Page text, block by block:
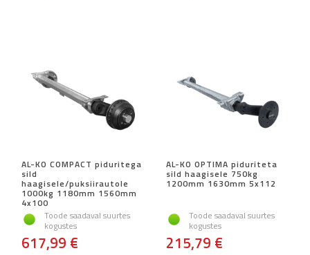
AL-KO COMPACT piduritega
sild
haagisele/puksiirautole
1000kg 1180mm 1560mm
4x100
Toode saadaval suurtes
kogustes
617,99 €
AL-KO OPTIMA piduriteta
sild haagisele 750kg
1200mm 1630mm 5x112
Toode saadaval suurtes
kogustes
215,79 €